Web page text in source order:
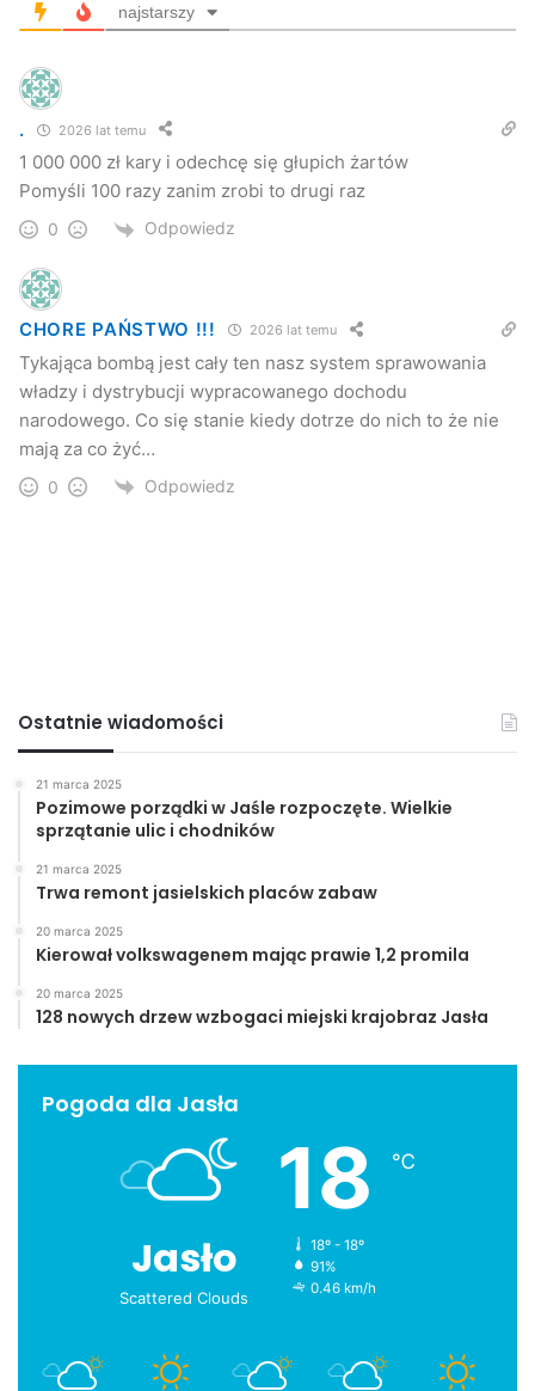
telefonował ponieważ chciał, aby coś się działo, bo jak
Przypominamy, że zgodnie z art. 224a kodeksu karnego,
kto wiedząc, że zagrożenie nie istnieje, zawiadamia o
zdarzeniu, które zagraża życiu lub zdrowiu wielu osób lub
mającą wywołać przekonanie o istnieniu takiego
zagrożenia, czym wywołuje czynność instytucji
użyteczności publicznej lub organu ochrony
bezpieczeństwa, porządku publicznego lub zdrowia
mającą na celu uchylenie zagrożenia, podlega karze
pozbawienia wolności od 6 miesięcy do lat 8.
KPP Jasło
najstarszy
. 2026 lat temu
1 000 000 zł kary i odechcę się głupich żartów
Pomyśli 100 razy zanim zrobi to drugi raz
0 Odpowiedz
CHORE PAŃSTWO !!! 2026 lat temu
Tykająca bombą jest cały ten nasz system sprawowania
władzy i dystrybucji wypracowanego dochodu
narodowego. Co się stanie kiedy dotrze do nich to że nie
mają za co żyć…
0 Odpowiedz
Ostatnie wiadomości
21 marca 2025
Pozimowe porządki w Jaśle rozpoczęte. Wielkie
sprzątanie ulic i chodników
21 marca 2025
Trwa remont jasielskich placów zabaw
20 marca 2025
Kierował volkswagenem mając prawie 1,2 promila
20 marca 2025
128 nowych drzew wzbogaci miejski krajobraz Jasła
Pogoda dla Jasła
Jasło
Scattered Clouds
18 ℃
18º - 18º
91%
0.46 km/h